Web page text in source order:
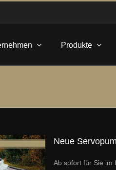
Produkte
Neue
Ab sofort für Sie im